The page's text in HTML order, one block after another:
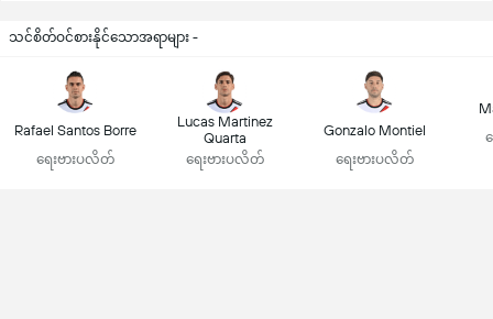
သင်စိတ်ဝင်စားနိုင်သောအရာများ -
Rafael Santos Borre
ရေးဗားပလိတ်
Lucas Martinez
Quarta
ရေးဗားပလိတ်
Gonzalo Montiel
ရေးဗားပလိတ်